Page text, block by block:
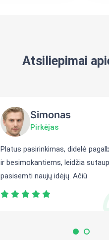
Atsiliepimai
Simonas
Pirkėjas
Platus pasirinkimas, didelė
ir besimokantiems, leidžia
pasisemti naujų idėjų. Ačiū